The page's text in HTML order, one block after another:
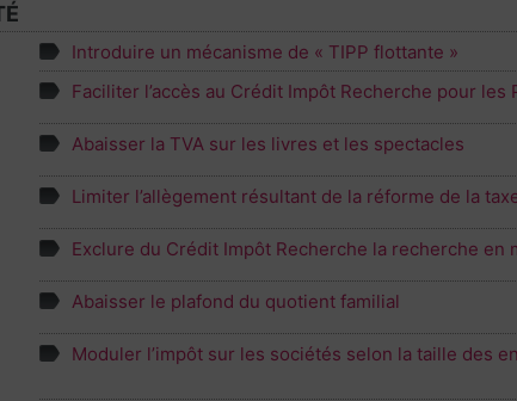
Introduire un mécanisme de « TIPP flottante »
Faciliter l’accès au Crédit Impôt Recherche pour les
Abaisser la TVA sur les livres et les spectacles
Limiter l’allègement résultant de la réforme de la
Exclure du Crédit Impôt Recherche la recherche en
Abaisser le plafond du quotient familial
Moduler l’impôt sur les sociétés selon la taille des